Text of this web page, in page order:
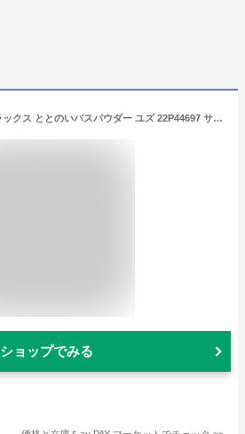
メール便発送 ごリラックス ととのいバスパウダー ユズ 22P44697 サウナ サ活 入浴剤 お風呂 バスグッズ バス用品 雑貨 かわいい パイン
ショップでみる